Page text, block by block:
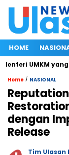
HOME
UMKM yang
Home / NASIONAL
dengan
Release
Tim Ulasan